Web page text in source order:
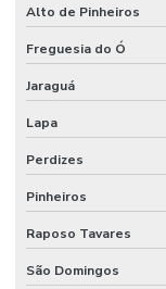
Papel veludo onde
Papel veludo valor
Serviço de flocagem
Tecido algodão
Tecido aveludado
Alto de Pinheiros
Freguesia do Ó
Jaraguá
Lapa
Perdizes
Pinheiros
Raposo Tavares
São Domingos